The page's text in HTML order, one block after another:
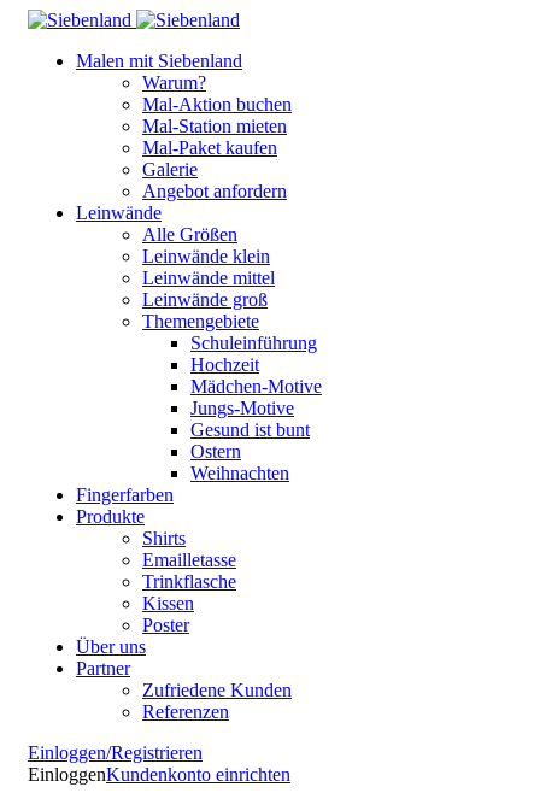
Malen mit Siebenland
Warum?
Mal-Aktion buchen
Mal-Station mieten
Mal-Paket kaufen
Galerie
Angebot anfordern
Leinwände
Alle Größen
Leinwände klein
Leinwände mittel
Leinwände groß
Themengebiete
Schuleinführung
Hochzeit
Mädchen-Motive
Jungs-Motive
Gesund ist bunt
Ostern
Weihnachten
Fingerfarben
Produkte
Shirts
Emailletasse
Trinkflasche
Kissen
Poster
Über uns
Partner
Zufriedene Kunden
Referenzen
Einloggen/Registrieren
EinloggenKundenkonto einrichten